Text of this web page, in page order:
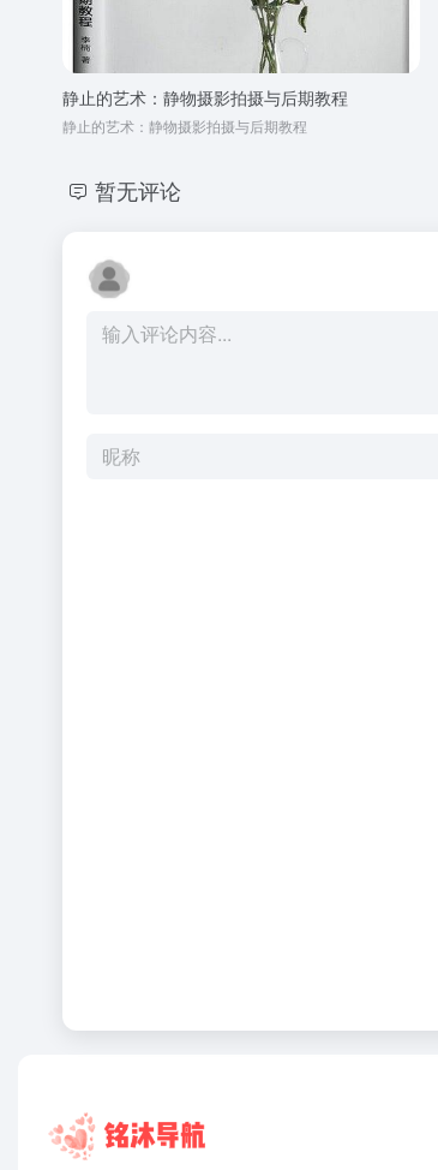
静止的艺术：静物摄影拍摄与后期教程
静止的艺术：静物摄影拍摄与后期教程
暂无评论